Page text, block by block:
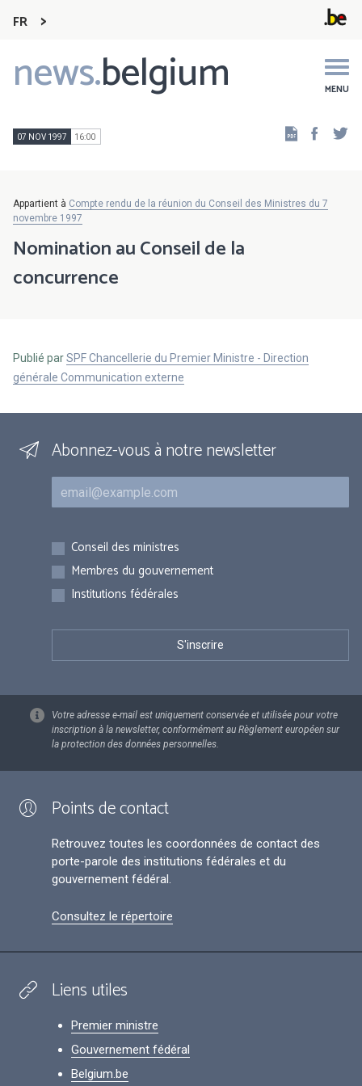
FR
news.belgium MENU
Main
navigation
07 NOV 1997 16:00
Appartient à Compte rendu de la réunion du Conseil des Ministres du 7
novembre 1997
Nomination au Conseil de la
concurrence
Publié parSPF Chancellerie du Premier Ministre - Direction
générale Communication externe
Abonnez-vous à notre newsletter
Courriel
Inscriptions
Conseil des ministres
Membres du gouvernement
Institutions fédérales
Votre adresse e-mail est uniquement conservée et utilisée pour votre
inscription à la newsletter, conformément au Règlement européen sur
la protection des données personnelles.
Points de contact
Retrouvez toutes les coordonnées de contact des
porte-parole des institutions fédérales et du
gouvernement fédéral.
Consultez le répertoire
Liens utiles
Premier ministre
Gouvernement fédéral
Belgium.be